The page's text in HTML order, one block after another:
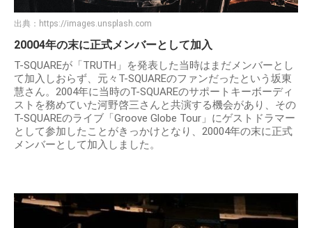
出典： https://images.unsplash.com
20004年の末に正式メンバーとして加入
T-SQUAREが「TRUTH」を発表した当時はまだメンバーとし
て加入しおらず、元々T-SQUAREのファンだったという坂東
慧さん。2004年に当時のT-SQUAREのサポートキーボーディ
ストを務めていた河野啓三さんと共演する機会があり、その
T-SQUAREのライブ「Groove Globe Tour」にゲストドラマー
として参加したことがきっかけとなり、20004年の末に正式
メンバーとして加入しました。